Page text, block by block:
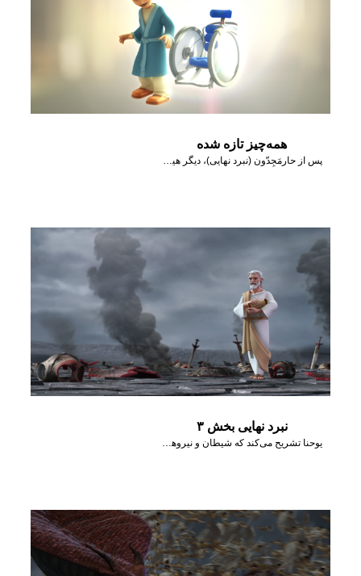
همه‌چیز تازه شده
پس از حارمَجِدّون (نبرد نهایی)، دیگر هیچ مرگ و اندوهی نخواهد بود.
نبرد نهایی بخش ۳
یوحنا تشریح می‌کند که شیطان و نیروهای شریر برای همیشه از بین خواهند رفت.